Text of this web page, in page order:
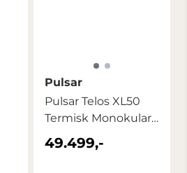
Pulsar
Pulsar Telos XL50
Termisk Monokular
Oppgraderbart ...
49.499,-